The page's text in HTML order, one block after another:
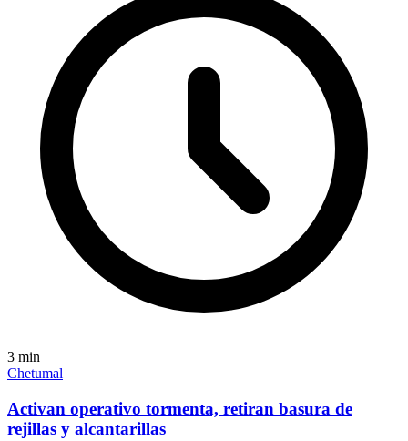
3 min
Chetumal
Activan operativo tormenta, retiran basura de
rejillas y alcantarillas